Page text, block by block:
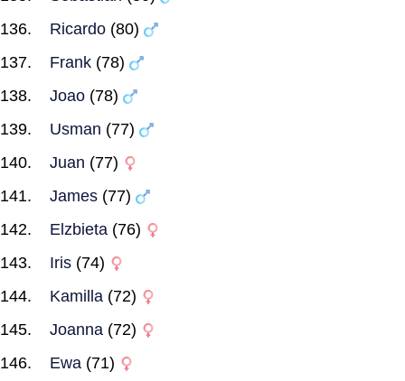
Ricardo (80)
Frank (78)
Joao (78)
Usman (77)
Juan (77)
James (77)
Elzbieta (76)
Iris (74)
Kamilla (72)
Joanna (72)
Ewa (71)